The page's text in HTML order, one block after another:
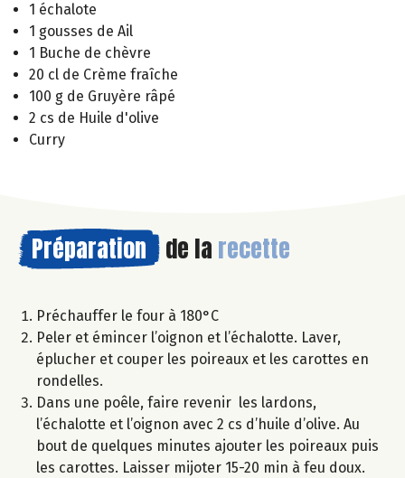
1 échalote
1 gousses de Ail
1 Buche de chèvre
20 cl de Crème fraîche
100 g de Gruyère râpé
2 cs de Huile d'olive
Curry
Préparation de la recette
Préchauffer le four à 180°C
Peler et émincer l’oignon et l’échalotte. Laver,
éplucher et couper les poireaux et les carottes en
rondelles.
Dans une poêle, faire revenir les lardons,
l’échalotte et l’oignon avec 2 cs d’huile d’olive. Au
bout de quelques minutes ajouter les poireaux puis
les carottes. Laisser mijoter 15-20 min à feu doux.